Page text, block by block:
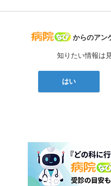
病院なび
からのアン
知りたい情報は
はい